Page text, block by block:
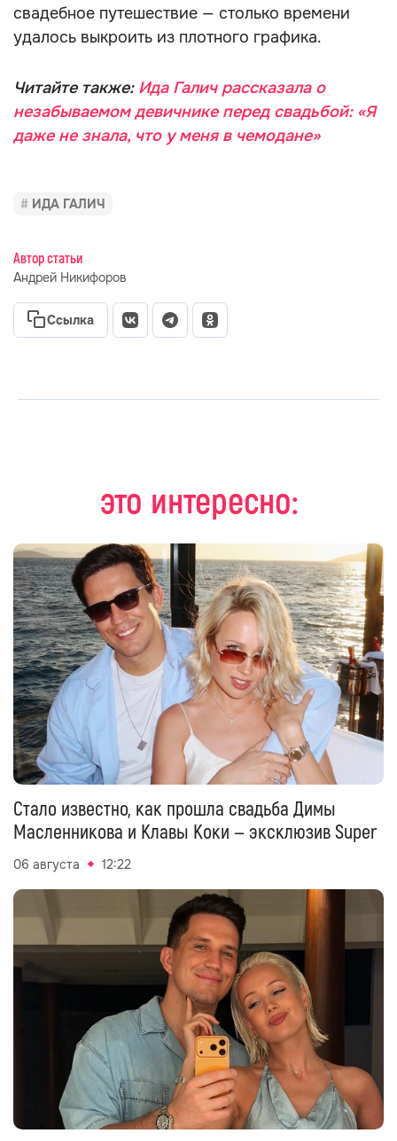
свадебное путешествие — столько времени
удалось выкроить из плотного графика.
Читайте также: Ида Галич рассказала о
незабываемом девичнике перед свадьбой: «Я
даже не знала, что у меня в чемодане»
ИДА ГАЛИЧ
Автор статьи
Андрей Никифоров
Ссылка
это интересно:
Стало известно, как прошла свадьба Димы
Масленникова и Клавы Коки — эксклюзив Super
06 августа 12:22